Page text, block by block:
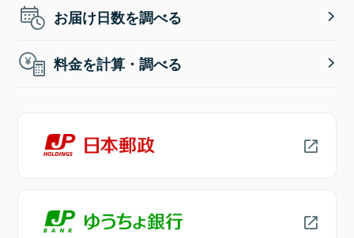
お届け日数を調べる
料金を計算・調べる